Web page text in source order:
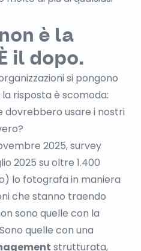
è la
il dopo.
si pongono
risposta è scomoda:
dovrebbero usare i nostri
2025, survey
2025 su oltre 1.400
lo fotografa in maniera
che stanno traendo
sono quelle con la
quelle con una
strutturata,